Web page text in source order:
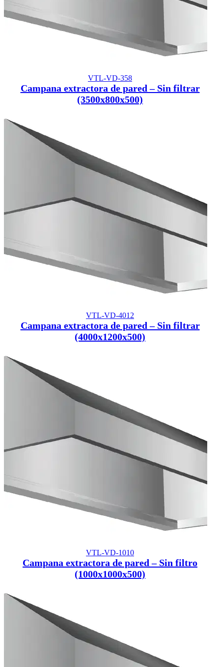
VTL-VD-358
Campana extractora de pared – Sin filtrar
(3500x800x500)
VTL-VD-4012
Campana extractora de pared – Sin filtrar
(4000x1200x500)
VTL-VD-1010
Campana extractora de pared – Sin filtro
(1000x1000x500)